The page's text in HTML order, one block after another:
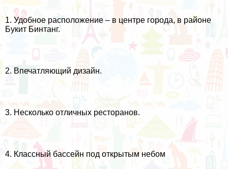
1. Удобное расположение – в центре города, в районе
Букит Бинтанг.
2. Впечатляющий дизайн.
3. Несколько отличных ресторанов.
4. Классный бассейн под открытым небом